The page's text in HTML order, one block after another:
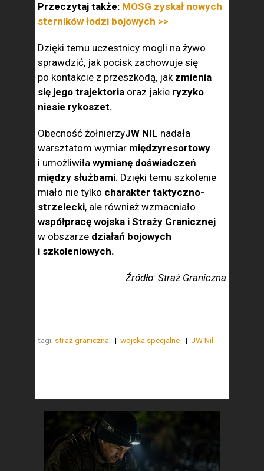
Przeczytaj także: MOSG zyskał nowych
sterników łodzi bojowych >>
Dzięki temu uczestnicy mogli na żywo
sprawdzić, jak pocisk zachowuje się
po kontakcie z przeszkodą, jak zmienia
się jego trajektoria oraz jakie ryzyko
niesie rykoszet.
Obecność żołnierzyJW NIL nadała
warsztatom wymiar międzyresortowy
i umożliwiła wymianę doświadczeń
między służbami. Dzięki temu szkolenie
miało nie tylko charakter taktyczno-
strzelecki, ale również wzmacniało
współpracę wojska i Straży Granicznej
w obszarze działań bojowych
i szkoleniowych.
Źródło: Straż Graniczna
tagi: straż graniczna wojska specjalne JW Nil